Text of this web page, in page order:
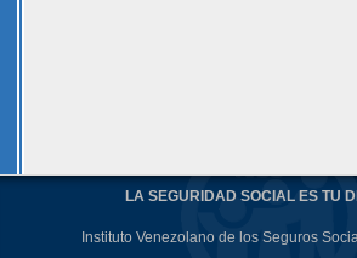
LA SEGURIDAD SOCIAL ES TU
Instituto Venezolano de los Seguros